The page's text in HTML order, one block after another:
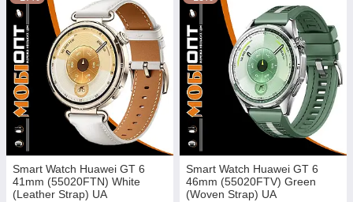
Smart Watch Huawei GT 6
41mm (55020FTN) White
(Leather Strap) UA
Smart Watch Huawei GT 6
46mm (55020FTV) Green
(Woven Strap) UA